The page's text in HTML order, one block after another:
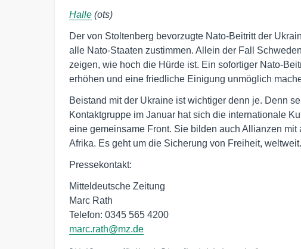
Halle (ots)
Der von Stoltenberg bevorzugte Nato-Beitritt der
alle Nato-Staaten zustimmen. Allein der Fall
zeigen, wie hoch die Hürde ist. Ein sofortiger Nato-
erhöhen und eine friedliche Einigung unmöglich
Beistand mit der Ukraine ist wichtiger denn je. Denn
Kontaktgruppe im Januar hat sich die internationale
eine gemeinsame Front. Sie bilden auch Allianzen
Afrika. Es geht um die Sicherung von Freiheit, weltweit.
Pressekontakt:
Mitteldeutsche Zeitung
Marc Rath
Telefon: 0345 565 4200
marc.rath@mz.de